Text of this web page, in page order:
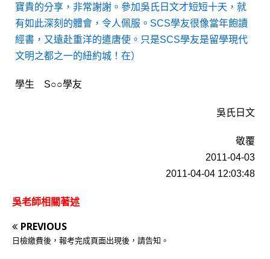
寶貴的分享，非常謝謝。參加吳氏日文才短短十天，就
有如此深刻的體會，令人佩服。SCS學友很像當年飽讀
經書，又遠赴重洋的遣唐使。只是SCS學友是留學現代
文明之都之一的紐約城！在）
學生 S○○學友
吳氏日文
敬覆
2011-04-03
2011-04-04 12:03:48
吳老師相關著述
PREVIOUS
日檢繳費後，報考完成頁面出現後，請告知。